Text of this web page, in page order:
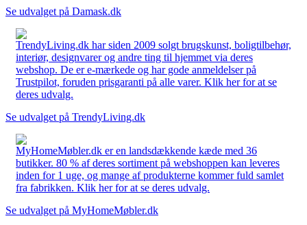
Se udvalget på Damask.dk
TrendyLiving.dk har siden 2009 solgt brugskunst, boligtilbehør,
interiør, designvarer og andre ting til hjemmet via deres
webshop. De er e-mærkede og har gode anmeldelser på
Trustpilot, foruden prisgaranti på alle varer. Klik her for at se
deres udvalg.
Se udvalget på TrendyLiving.dk
MyHomeMøbler.dk er en landsdækkende kæde med 36
butikker. 80 % af deres sortiment på webshoppen kan leveres
inden for 1 uge, og mange af produkterne kommer fuld samlet
fra fabrikken. Klik her for at se deres udvalg.
Se udvalget på MyHomeMøbler.dk